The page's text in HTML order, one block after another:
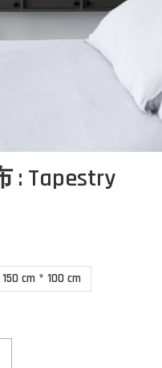
: Tapestry
150 cm * 100 cm